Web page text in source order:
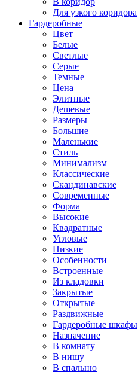
Для узкого коридора
Гардеробные
Цвет
Белые
Светлые
Серые
Темные
Цена
Элитные
Дешевые
Размеры
Большие
Маленькие
Стиль
Минимализм
Классические
Скандинавские
Современные
Форма
Высокие
Квадратные
Угловые
Низкие
Особенности
Встроенные
Из кладовки
Закрытые
Открытые
Раздвижные
Гардеробные шкафы
Назначение
В комнату
В нишу
В спальню